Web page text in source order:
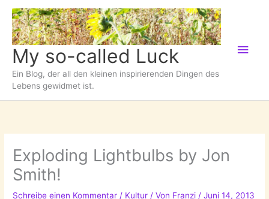
Zum
Inhalt
springen
My so-called Luck
Ein Blog, der all den kleinen inspirierenden Dingen des
Lebens gewidmet ist.
Exploding Lightbulbs by Jon
Smith!
Schreibe einen Kommentar / Kultur / Von Franzi/Juni 14, 2013